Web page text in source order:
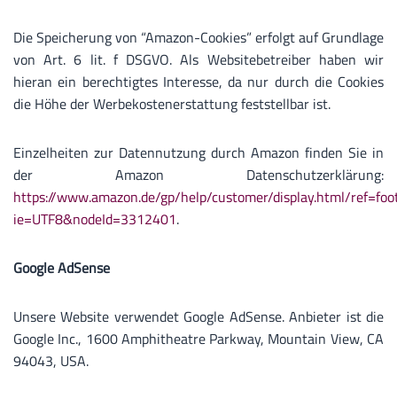
Die Speicherung von “Amazon-Cookies” erfolgt auf Grundlage
von Art. 6 lit. f DSGVO. Als Websitebetreiber haben wir
hieran ein berechtigtes Interesse, da nur durch die Cookies
die Höhe der Werbekostenerstattung feststellbar ist.
Einzelheiten zur Datennutzung durch Amazon finden Sie in
der Amazon Datenschutzerklärung:
https://www.amazon.de/gp/help/customer/display.html/
ie=UTF8&nodeId=3312401.
Google AdSense
Unsere Website verwendet Google AdSense. Anbieter ist die
Google Inc., 1600 Amphitheatre Parkway, Mountain View, CA
94043, USA.